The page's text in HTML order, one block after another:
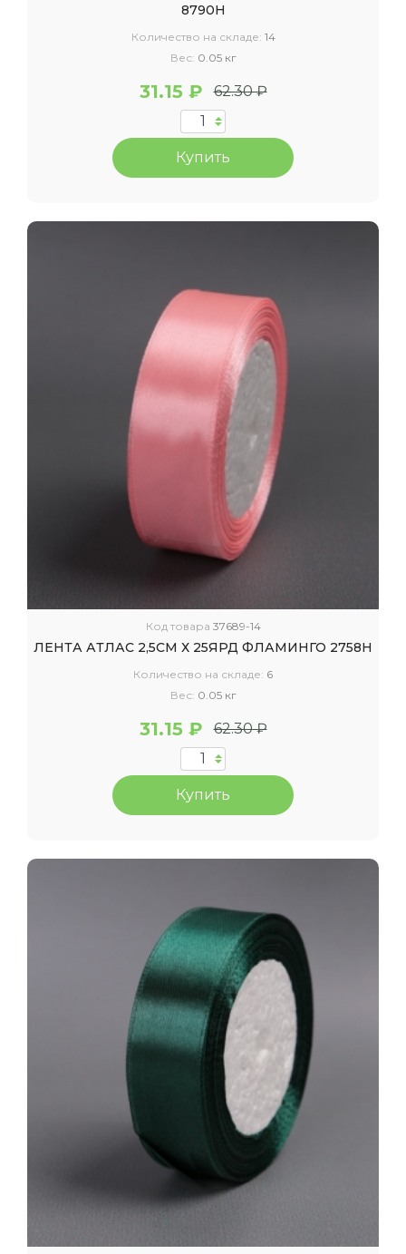
8790Н
Количество на складе: 14
Вес: 0.05 кг
31.15 ₽ 62.30 ₽
Купить
Код товара 37689-14
ЛЕНТА АТЛАС 2,5СМ Х 25ЯРД ФЛАМИНГО 2758Н
Количество на складе: 6
Вес: 0.05 кг
31.15 ₽ 62.30 ₽
Купить